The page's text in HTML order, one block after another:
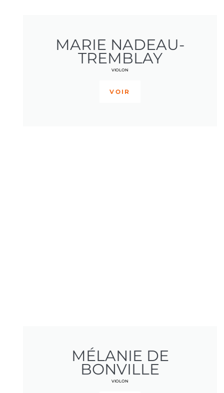
MARIE NADEAU-
TREMBLAY
VIOLON
VOIR
MÉLANIE DE
BONVILLE
VIOLON